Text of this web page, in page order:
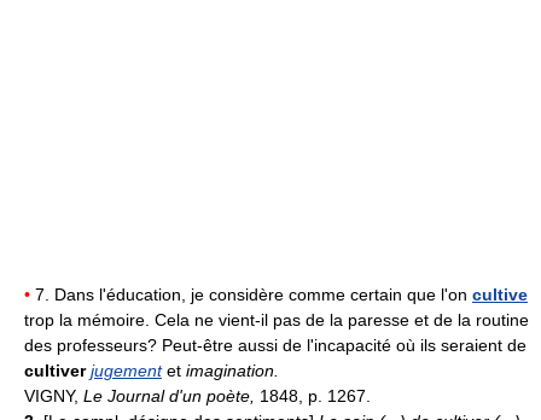
• 7. Dans l'éducation, je considère comme certain que l'on cultive
trop la mémoire. Cela ne vient-il pas de la paresse et de la routine
des professeurs? Peut-être aussi de l'incapacité où ils seraient de
cultiverjugementet imagination.
VIGNY, Le Journal d'un poète, 1848, p. 1267.